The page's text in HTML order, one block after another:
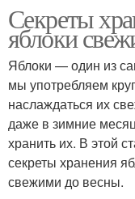
Секреты
яблоки
Яблоки — один из
мы употребляем
наслаждаться их
даже в зимние
хранить их. В этой
секреты хранения
свежими до весны.